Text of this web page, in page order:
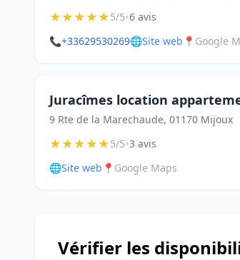
★★★★★5/5•6 avis
📞+33629530269🌐Site web 📍 Google
Juracîmes location
9 Rte de la Marechaude, 01170 Mijoux
★★★★★5/5•3 avis
🌐Site web 📍 Google Maps
Vérifier les